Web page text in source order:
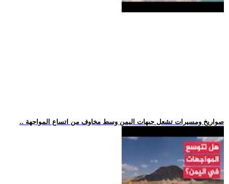
.. صواريخ ومسيرات تشعل جبهات اليمن وسط مخاوف من اتساع المواجهة